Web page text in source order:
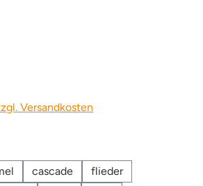
Versandkosten
cascade
flieder